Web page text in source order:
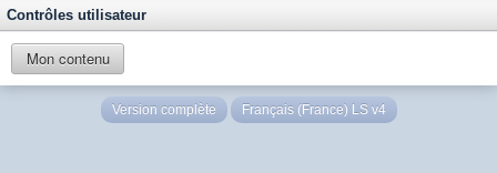
Contrôles utilisateur
Mon contenu
Version complète Français (France) LS v4